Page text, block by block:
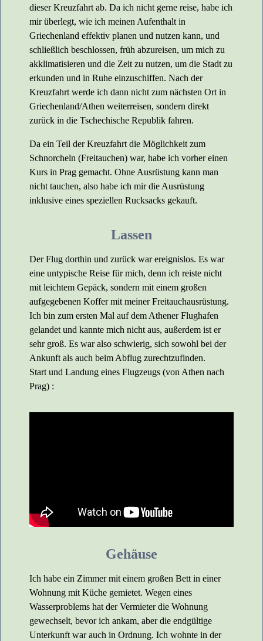
dieser Kreuzfahrt ab. Da ich nicht gerne reise, habe ich
mir überlegt, wie ich meinen Aufenthalt in
Griechenland effektiv planen und nutzen kann, und
schließlich beschlossen, früh abzureisen, um mich zu
akklimatisieren und die Zeit zu nutzen, um die Stadt zu
erkunden und in Ruhe einzuschiffen. Nach der
Kreuzfahrt werde ich dann nicht zum nächsten Ort in
Griechenland/Athen weiterreisen, sondern direkt
zurück in die Tschechische Republik fahren.
Da ein Teil der Kreuzfahrt die Möglichkeit zum
Schnorcheln (Freitauchen) war, habe ich vorher einen
Kurs in Prag gemacht. Ohne Ausrüstung kann man
nicht tauchen, also habe ich mir die Ausrüstung
inklusive eines speziellen Rucksacks gekauft.
Lassen
Der Flug dorthin und zurück war ereignislos. Es war
eine untypische Reise für mich, denn ich reiste nicht
mit leichtem Gepäck, sondern mit einem großen
aufgegebenen Koffer mit meiner Freitauchausrüstung.
Ich bin zum ersten Mal auf dem Athener Flughafen
gelandet und kannte mich nicht aus, außerdem ist er
sehr groß. Es war also schwierig, sich sowohl bei der
Ankunft als auch beim Abflug zurechtzufinden.
Start und Landung eines Flugzeugs (von Athen nach
Prag) :
Gehäuse
Ich habe ein Zimmer mit einem großen Bett in einer
Wohnung mit Küche gemietet. Wegen eines
Wasserproblems hat der Vermieter die Wohnung
gewechselt, bevor ich ankam, aber die endgültige
Unterkunft war auch in Ordnung. Ich wohnte in der